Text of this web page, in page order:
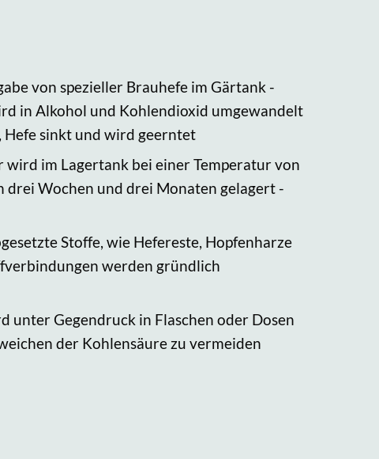
von spezieller Brauhefe im Gärtank -
in Alkohol und Kohlendioxid umgewandelt
Hefe sinkt und wird geerntet
wird im Lagertank bei einer Temperatur von
drei Wochen und drei Monaten gelagert -
Stoffe, wie Hefereste, Hopfenharze
werden gründlich
unter Gegendruck in Flaschen oder Dosen
der Kohlensäure zu vermeiden